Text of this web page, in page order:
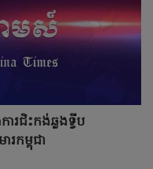
ារជិះកង់ឆ្លងទ្វីប
កម្ពុជា